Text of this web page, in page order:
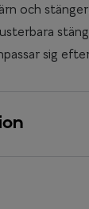
och
sig